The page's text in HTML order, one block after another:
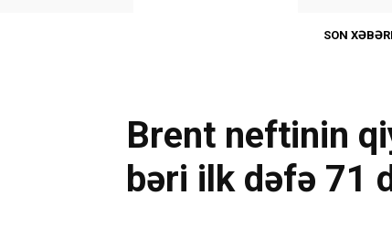
SON
Brent neftinin
bəri ilk dəfə 71